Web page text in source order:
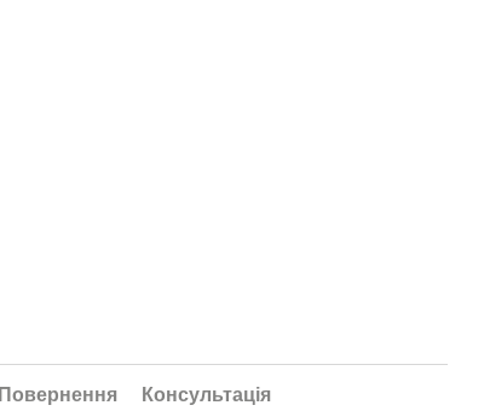
Повернення Консультація